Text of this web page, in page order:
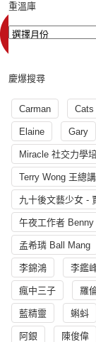
重溫庫
慶爆搜尋
Carman Cats
Elaine Gary
Miracle 社交力學
Terry Wong 王總
九十後文藝少女 -
午夜工作者 Benny
孟希璘 Ball Mang
李錦鴻 李鑑
瘋中三子 羅
藍精靈 蝌蚪
阿銀 陳俊偉